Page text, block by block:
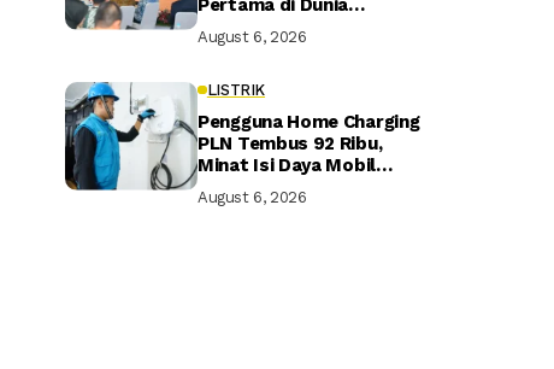
Terminal
August 6, 2026
LISTRIK
Pengguna Home Charging
PLN Tembus 92 Ribu,
Minat Isi Daya Mobil
Naik
August 6, 2026